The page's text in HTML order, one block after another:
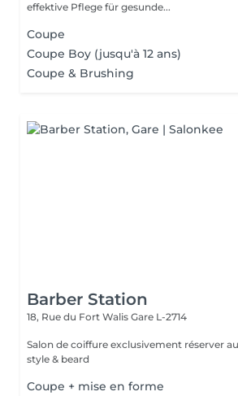
effektive Pflege für gesunde...
Coupe
Coupe Boy (jusqu'à 12 ans)
Coupe & Brushing
Barber Station
18, Rue du Fort Walis Gare L-2714
Salon de coiffure exclusivement réserver
style & beard
Coupe + mise en forme